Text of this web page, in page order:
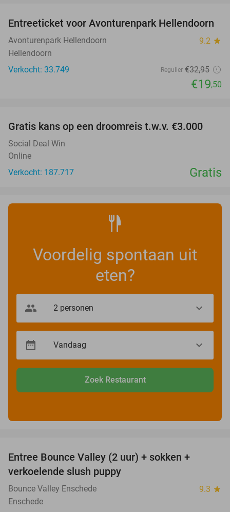
41%
Entreeticket voor Avonturenpark Hellendoorn
Avonturenpark Hellendoorn 9.2 star
Hellendoorn
Verkocht: 33.749
Regulier €32,95
€19,50
Gratis kans op een droomreis t.w.v. €3.000
Social Deal Win
Online
Verkocht: 187.717
Gratis
Voordelig spontaan uit
eten?
Zoek Restaurant
Entree Bounce Valley (2 uur) + sokken +
verkoelende slush puppy
Bounce Valley Enschede 9.3 star
Enschede